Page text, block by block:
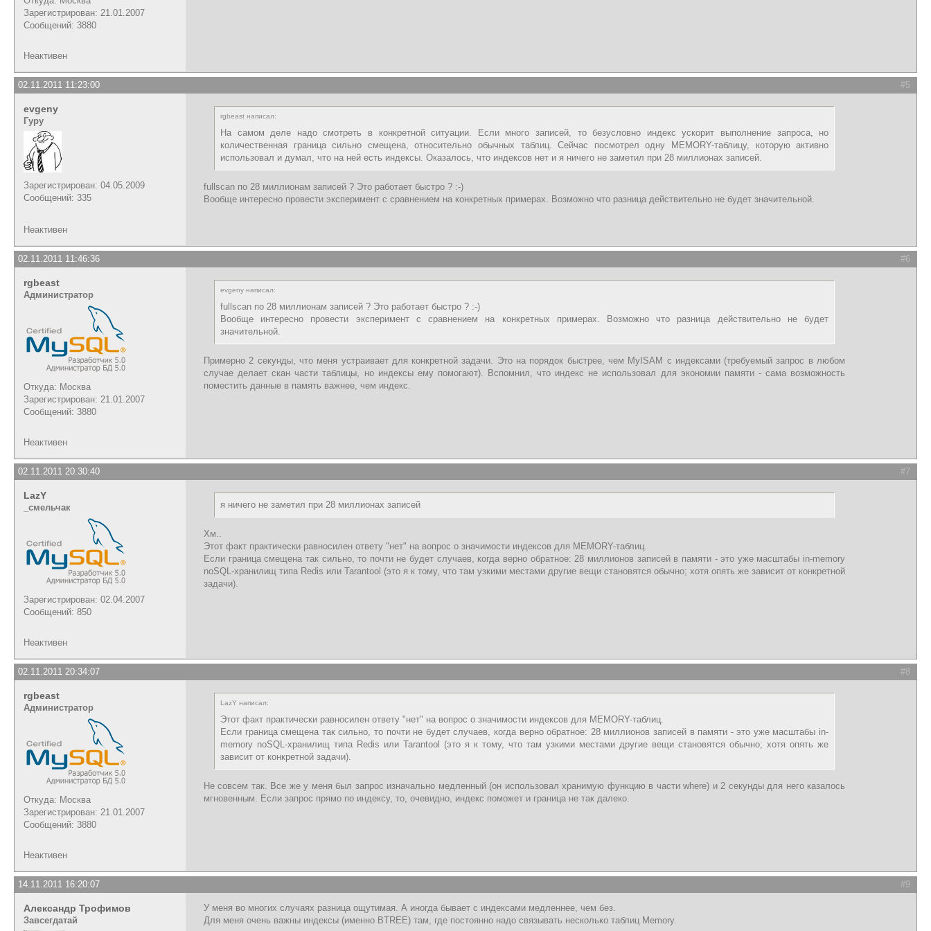
Зарегистрирован: 21.01.2007
Сообщений: 3880
Неактивен
#5
02.11.2011 11:23:00
evgeny
Гуру
Зарегистрирован: 04.05.2009
Сообщений: 335
rgbeast написал:
На самом деле надо смотреть в конкретной ситуации. Если много записей, то безусловно индекс ускорит выполнение запроса, но
количественная граница сильно смещена, относительно обычных таблиц. Сейчас посмотрел одну MEMORY-таблицу, которую активно
использовал и думал, что на ней есть индексы. Оказалось, что индексов нет и я ничего не заметил при 28 миллионах записей.
fullscan по 28 миллионам записей ? Это работает быстро ? :-)
Вообще интересно провести эксперимент с сравнением на конкретных примерах. Возможно что разница действительно не будет значительной.
Неактивен
#6
02.11.2011 11:46:36
rgbeast
Администратор
Откуда: Москва
Зарегистрирован: 21.01.2007
Сообщений: 3880
evgeny написал:
fullscan по 28 миллионам записей ? Это работает быстро ? :-)
Вообще интересно провести эксперимент с сравнением на конкретных примерах. Возможно что разница действительно не будет
значительной.
Примерно 2 секунды, что меня устраивает для конкретной задачи. Это на порядок быстрее, чем MyISAM с индексами (требуемый запрос в любом
случае делает скан части таблицы, но индексы ему помогают). Вспомнил, что индекс не использовал для экономии памяти - сама возможность
поместить данные в память важнее, чем индекс.
Неактивен
#7
02.11.2011 20:30:40
LazY
_cмельчак
Зарегистрирован: 02.04.2007
Сообщений: 850
я ничего не заметил при 28 миллионах записей
Хм..
Этот факт практически равносилен ответу "нет" на вопрос о значимости индексов для MEMORY-таблиц.
Если граница смещена так сильно, то почти не будет случаев, когда верно обратное: 28 миллионов записей в памяти - это уже масштабы in-memory
noSQL-хранилищ типа Redis или Tarantool (это я к тому, что там узкими местами другие вещи становятся обычно; хотя опять же зависит от конкретной
задачи).
Неактивен
#8
02.11.2011 20:34:07
rgbeast
Администратор
Откуда: Москва
Зарегистрирован: 21.01.2007
Сообщений: 3880
LazY написал:
Этот факт практически равносилен ответу "нет" на вопрос о значимости индексов для MEMORY-таблиц.
Если граница смещена так сильно, то почти не будет случаев, когда верно обратное: 28 миллионов записей в памяти - это уже масштабы in-
memory noSQL-хранилищ типа Redis или Tarantool (это я к тому, что там узкими местами другие вещи становятся обычно; хотя опять же
зависит от конкретной задачи).
Не совсем так. Все же у меня был запрос изначально медленный (он использовал хранимую функцию в части where) и 2 секунды для него казалось
мгновенным. Если запрос прямо по индексу, то, очевидно, индекс поможет и граница не так далеко.
Неактивен
#9
14.11.2011 16:20:07
Александр Трофимов
Завсегдатай
У меня во многих случаях разница ощутимая. А иногда бывает с индексами медленнее, чем без.
Для меня очень важны индексы (именно BTREE) там, где постоянно надо связывать несколько таблиц Memory.